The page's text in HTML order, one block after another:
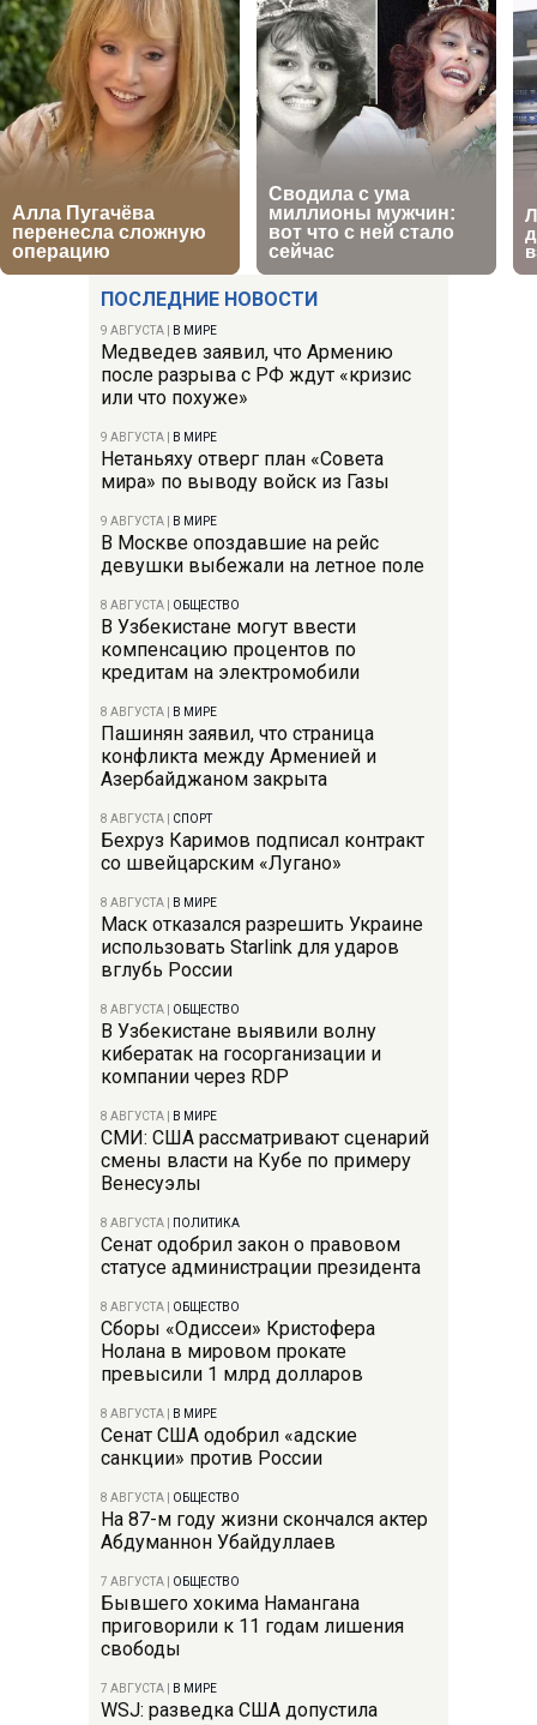
ПОСЛЕДНИЕ НОВОСТИ
9 АВГУСТА В МИРЕ
Медведев заявил, что Армению
после разрыва с РФ ждут «кризис
или что похуже»
9 АВГУСТА В МИРЕ
Нетаньяху отверг план «Совета
мира» по выводу войск из Газы
9 АВГУСТА В МИРЕ
В Москве опоздавшие на рейс
девушки выбежали на летное поле
8 АВГУСТА ОБЩЕСТВО
В Узбекистане могут ввести
компенсацию процентов по
кредитам на электромобили
8 АВГУСТА В МИРЕ
Пашинян заявил, что страница
конфликта между Арменией и
Азербайджаном закрыта
8 АВГУСТА СПОРТ
Бехруз Каримов подписал контракт
со швейцарским «Лугано»
8 АВГУСТА В МИРЕ
Маск отказался разрешить Украине
использовать Starlink для ударов
вглубь России
8 АВГУСТА ОБЩЕСТВО
В Узбекистане выявили волну
кибератак на госорганизации и
компании через RDP
8 АВГУСТА В МИРЕ
СМИ: США рассматривают сценарий
смены власти на Кубе по примеру
Венесуэлы
8 АВГУСТА ПОЛИТИКА
Сенат одобрил закон о правовом
статусе администрации президента
8 АВГУСТА ОБЩЕСТВО
Сборы «Одиссеи» Кристофера
Нолана в мировом прокате
превысили 1 млрд долларов
8 АВГУСТА В МИРЕ
Сенат США одобрил «адские
санкции» против России
8 АВГУСТА ОБЩЕСТВО
На 87-м году жизни скончался актер
Абдуманнон Убайдуллаев
7 АВГУСТА ОБЩЕСТВО
Бывшего хокима Намангана
приговорили к 11 годам лишения
свободы
7 АВГУСТА В МИРЕ
WSJ: разведка США допустила